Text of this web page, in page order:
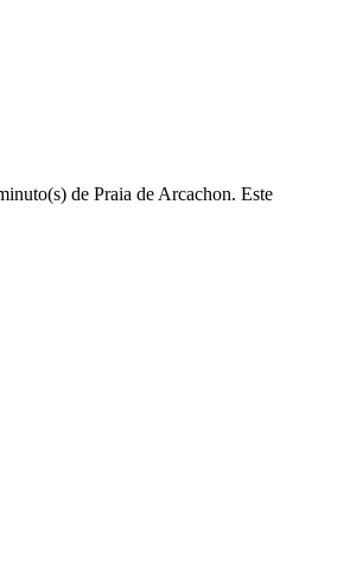
de Praia de Arcachon. Este